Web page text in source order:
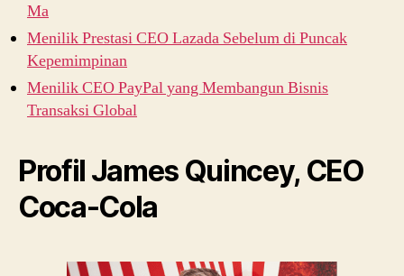
Ma
Menilik Prestasi CEO Lazada Sebelum di Puncak
Kepemimpinan
Menilik CEO PayPal yang Membangun Bisnis
Transaksi Global
Profil James Quincey, CEO
Coca-Cola